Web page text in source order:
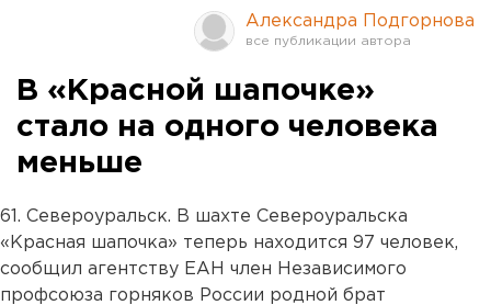
Александра Подгорнова
В «Красной шапочке»
стало на одного человека
меньше
61. Североуральск. В шахте Североуральска
«Красная шапочка» теперь находится 97 человек,
сообщил агентству ЕАН член Независимого
профсоюза горняков России родной брат